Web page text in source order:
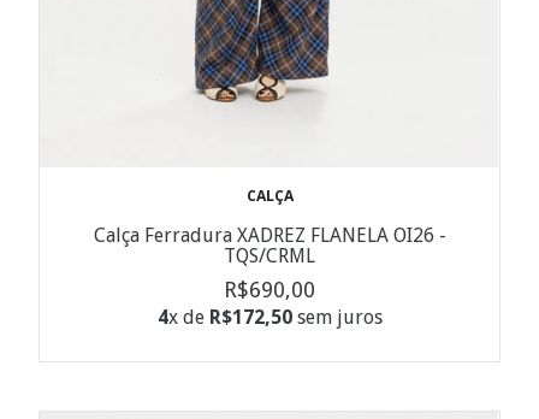
CALÇA
Calça Ferradura XADREZ FLANELA OI26 -
TQS/CRML
R$690,00
4x de R$172,50sem juros